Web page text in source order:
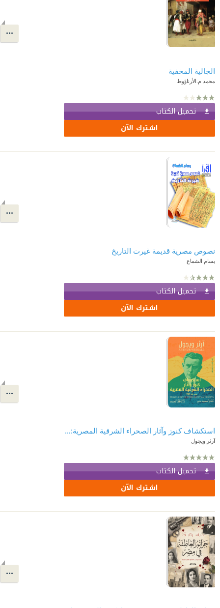
الجالية المخفية
محمد م.الأرناؤوط
تحميل الكتاب
اشترك الآن
نصوص مصرية قديمة غيرت التاريخ
بسام الشماع
تحميل الكتاب
اشترك الآن
استكشاف كنوز وآثار الصحراء الشرقية المصرية: مصر عام 1907
آرثر ويجول
تحميل الكتاب
اشترك الآن